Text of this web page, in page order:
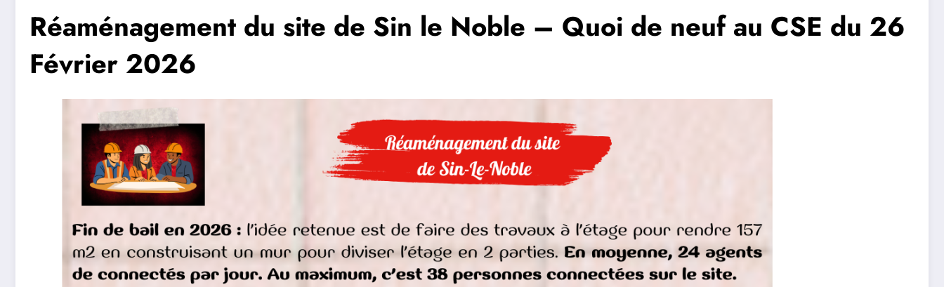
Réaménagement du site de Sin le Noble – Quoi de neuf au CSE du 26
Février 2026